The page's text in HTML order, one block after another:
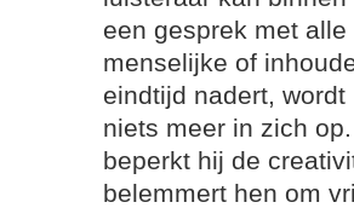
een gesprek met
menselijke of
eindtijd nadert,
niets meer in zich
beperkt hij de
belemmert hen om